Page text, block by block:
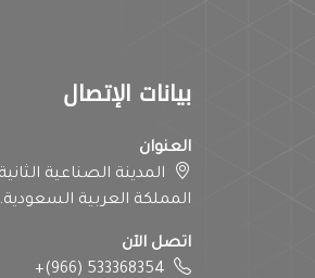
بيانات الإتصال
العنوان
المملكة العربية السعودية.
اتصل الآن
+(966) 533368354